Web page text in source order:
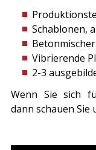
Schablonen,
Betonmischer
Vibrierende
2-3
Wenn Sie sich
dann schauen Sie